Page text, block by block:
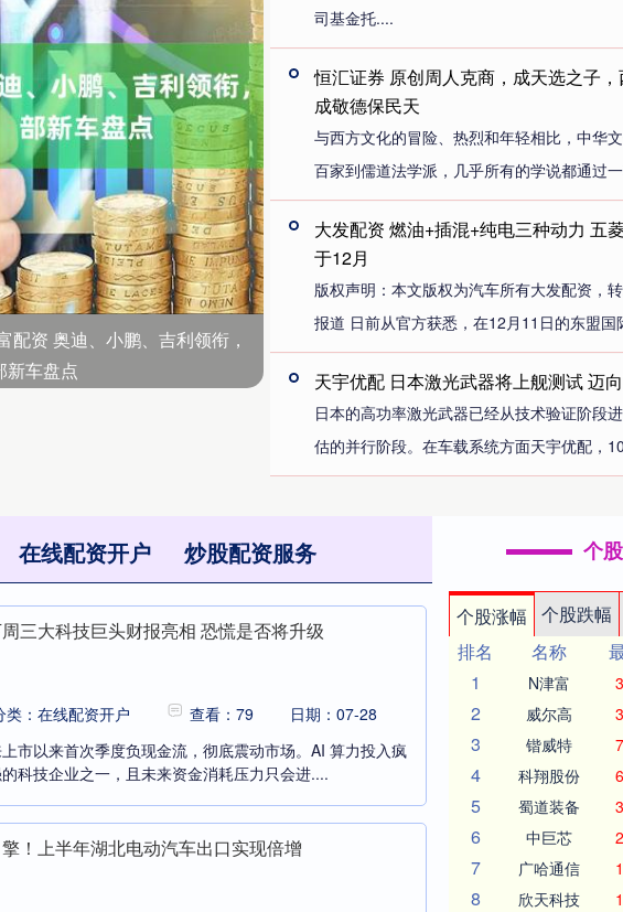
配资 奥迪、小鹏、吉利领衔，
新车盘点
司基金托....
恒汇证券 原创周人克商，成天选之子
成敬德保民天
与西方文化的冒险、热烈和年轻相比，中华
百家到儒道法学派，几乎所有的学说都通过
大发配资 燃油+插混+纯电三种动力 五
于12月
版权声明：本文版权为汽车所有大发配资，
报道 日前从官方获悉，在12月11日的东盟国
天宇优配 日本激光武器将上舰测试 迈
日本的高功率激光武器已经从技术验证阶段
估的并行阶段。在车载系统方面天宇优配，
在线配资开户 炒股配资服务
三大科技巨头财报亮相 恐慌是否将升级
类：在线配资开户 查看：79
日期：07-28
市以来首次季度负现金流，彻底震动市场。AI 算力投入疯
科技企业之一，且未来资金消耗压力只会进....
！上半年湖北电动汽车出口实现倍增
个
个股涨幅 个股跌幅
排名
名称
1
N津富
2 威尔高
3 锴威特
4 科翔股份
5 蜀道装备
6 中巨芯
7 广哈通信
8 欣天科技